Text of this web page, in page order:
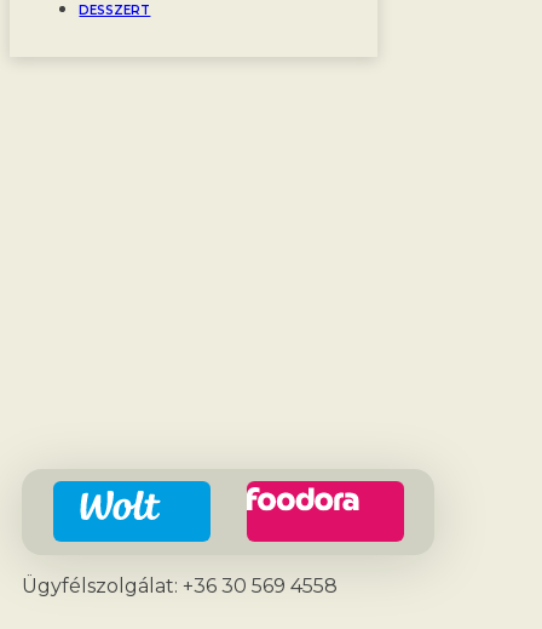
DESSZERT
Ügyfélszolgálat: +36 30 569 4558